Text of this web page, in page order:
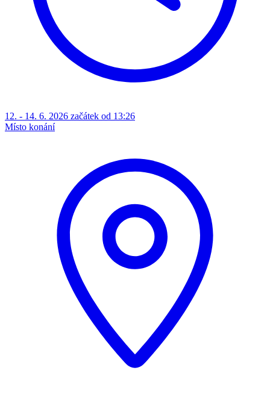
12. - 14. 6. 2026 začátek od 13:26
Místo konání